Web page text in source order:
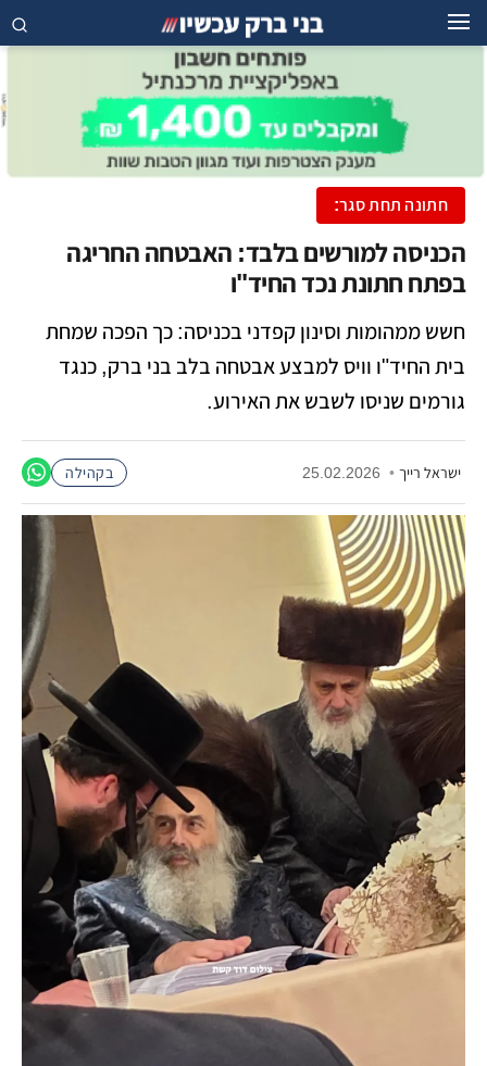
חתונה תחת סגר:
הכניסה למורשים בלבד: האבטחה החריגה
בפתח חתונת נכד החיד"ו
חשש ממהומות וסינון קפדני בכניסה: כך הפכה שמחת
בית החיד"ו וויס למבצע אבטחה בלב בני ברק, כנגד
גורמים שניסו לשבש את האירוע.
ישראל רייך •
25.02.2026 בקהילה